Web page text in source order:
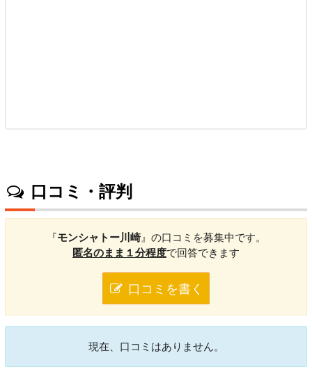
口コミ・評判
『モンシャトー川崎』の口コミを募集中です。
匿名のまま１分程度で回答できます
口コミを書く
現在、口コミはありません。